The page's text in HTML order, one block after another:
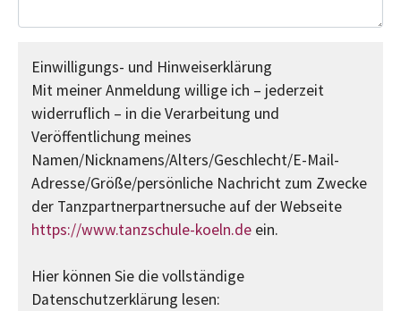
Einwilligungs- und Hinweiserklärung
Mit meiner Anmeldung willige ich – jederzeit
widerruflich – in die Verarbeitung und
Veröffentlichung meines
Namen/Nicknamens/Alters/Geschlecht/E-Mail-
Adresse/Größe/persönliche Nachricht zum Zwecke
der Tanzpartnerpartnersuche auf der Webseite
https://www.tanzschule-koeln.de ein.
Hier können Sie die vollständige
Datenschutzerklärung lesen: